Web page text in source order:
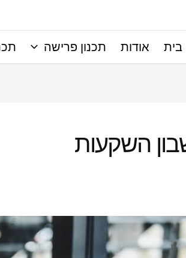
בית אודות תכנון פרישה
השקעות